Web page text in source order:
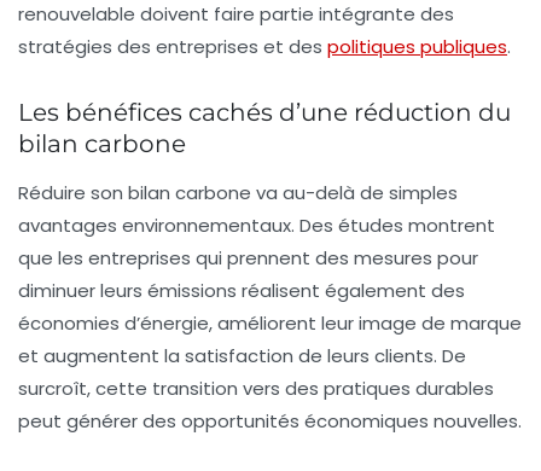
renouvelable doivent faire partie intégrante des
stratégies des entreprises et des politiques publiques.
Les bénéfices cachés d’une réduction du
bilan carbone
Réduire son bilan carbone va au-delà de simples
avantages environnementaux. Des études montrent
que les entreprises qui prennent des mesures pour
diminuer leurs émissions réalisent également des
économies d’énergie, améliorent leur image de marque
et augmentent la satisfaction de leurs clients. De
surcroît, cette transition vers des pratiques durables
peut générer des opportunités économiques nouvelles.